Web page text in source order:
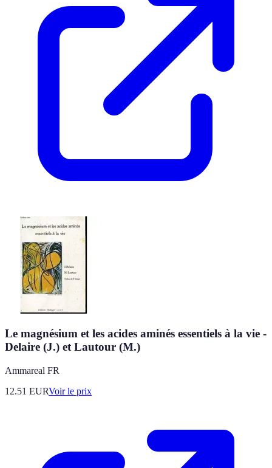
Le magnésium et les acides aminés essentiels à la vie -
Delaire (J.) et Lautour (M.)
Ammareal FR
12.51 EURVoir le prix